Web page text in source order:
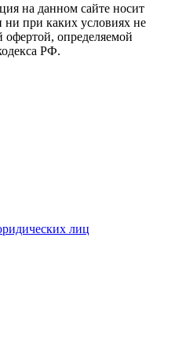
на данном сайте носит
при каких условиях не
офертой, определяемой
РФ.
лиц